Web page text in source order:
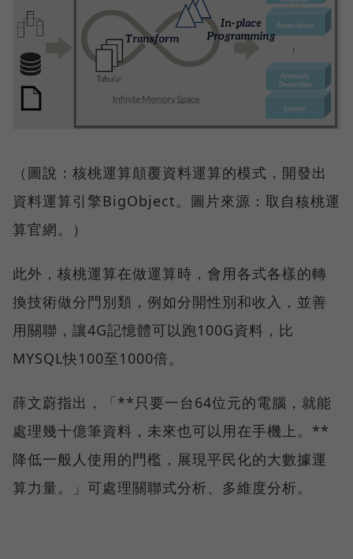
（圖說：核桃運算顛覆資料運算的模式，開發出
資料運算引擎BigObject。圖片來源：取自核桃運
算官網。）
此外，核桃運算在做運算時，會用各式各樣的轉
換技術做分門別類，例如分開性別和收入，並善
用關聯，讓4G記憶體可以跑100G資料，比
MYSQL快100至1000倍。
薛文蔚指出，「**只要一台64位元的電腦，就能
處理幾十億筆資料，未來也可以用在手機上。**
降低一般人使用的門檻，展現平民化的大數據運
算力量。」可處理關聯式分析、多維度分析。